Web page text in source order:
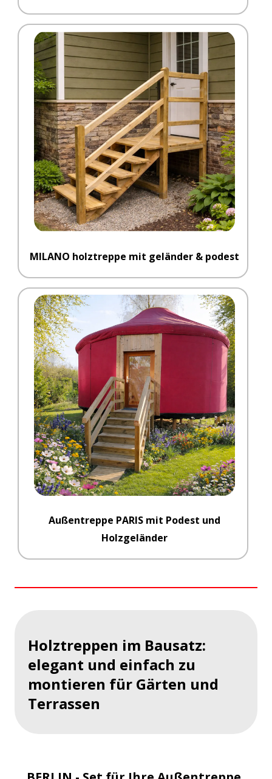
MILANO holztreppe mit geländer & podest
Außentreppe PARIS mit Podest und
Holzgeländer
Holztreppen im Bausatz:
elegant und einfach zu
montieren für Gärten und
Terrassen